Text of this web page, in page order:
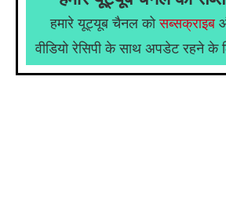
हमारे यूट्यूब चैनल कोसब्सक्राइब
वीडियो रेसिपी के साथ अपडेट रहने के